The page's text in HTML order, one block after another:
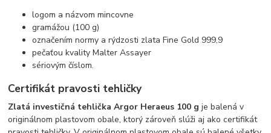
logom a názvom mincovne
gramážou (100 g)
označením normy a rýdzosti zlata Fine Gold 999,9
pečaťou kvality Malter Assayer
sériovým číslom.
Certifikát pravosti tehličky
Zlatá investičná tehlička Argor Heraeus 100 g je balená v
originálnom plastovom obale, ktorý zároveň slúži aj ako certifikát